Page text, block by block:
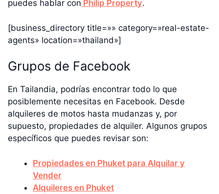
puedes hablar con Philip Property.
[business_directory title=»» category=»real-estate-
agents» location=»thailand»]
Grupos de Facebook
En Tailandia, podrías encontrar todo lo que
posiblemente necesitas en Facebook. Desde
alquileres de motos hasta mudanzas y, por
supuesto, propiedades de alquiler. Algunos grupos
específicos que puedes revisar son:
Propiedades en Phuket para Alquilar y
Vender
Alquileres en Phuket